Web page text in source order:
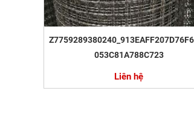
053C81A788C723
Liên hệ